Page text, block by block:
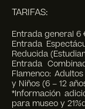
TARIFAS:
Entrada general 6
Entrada
Reducida
Entrada
Flamenco:
y Niños (6 – 12
*Información
para museo y